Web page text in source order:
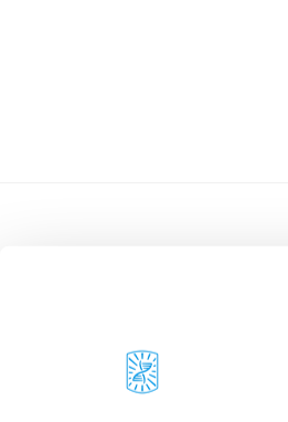
C/Baldiri Reixac, 4-12 i 15
08028 Barcelona